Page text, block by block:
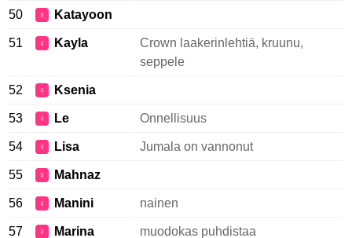
50 ♀ Katayoon
51 ♀ Kayla
Crown laakerinlehtiä, kruunu,
seppele
52 ♀ Ksenia
53 ♀ Le Onnellisuus
54 ♀ Lisa Jumala on vannonut
55 ♀ Mahnaz
56 ♀ Manini nainen
57 ♀ Marina muodokas puhdistaa